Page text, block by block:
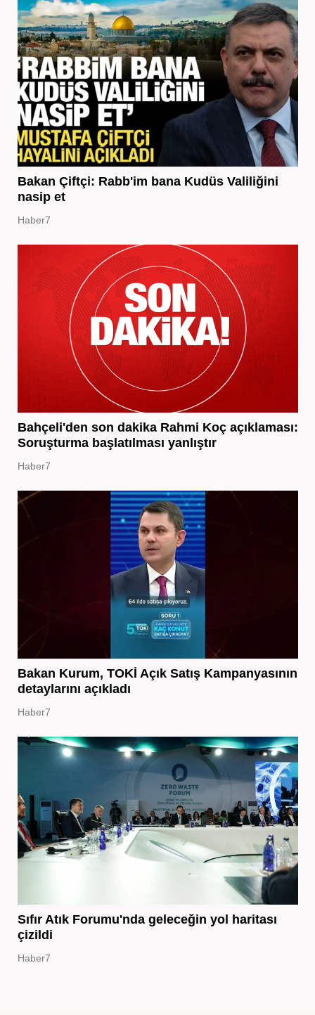
Bakan Çiftçi: Rabb'im bana Kudüs Valiliğini
nasip et
Haber7
Bahçeli'den son dakika Rahmi Koç açıklaması:
Soruşturma başlatılması yanlıştır
Haber7
Bakan Kurum, TOKİ Açık Satış Kampanyasının
detaylarını açıkladı
Haber7
Sıfır Atık Forumu'nda geleceğin yol haritası
çizildi
Haber7